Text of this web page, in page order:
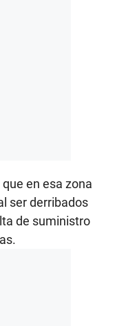
en esa zona
ser derribados
de suministro